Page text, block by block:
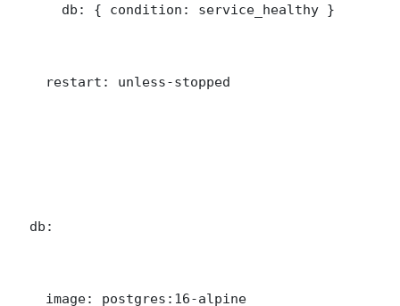
      db: { condition: service_healthy }
    restart: unless-stopped
  db:
    image: postgres:16-alpine